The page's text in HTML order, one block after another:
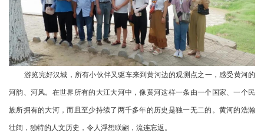
游览完好汉城，所有小伙伴又驱车来到黄河边的观测点之一，感受黄河的
河韵、河风。在世界所有的大江大河中，像黄河这样一条由一个国家、一个民
族所拥有的大河，而且至少持续了两千多年的历史是独一无二的。黄河的浩瀚
壮阔，独特的人文历史，令人浮想联翩，流连忘返。